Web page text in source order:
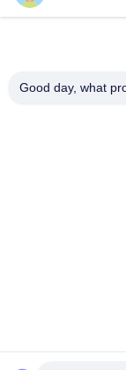
120V/240V ভোল্টেজ
Good day, what